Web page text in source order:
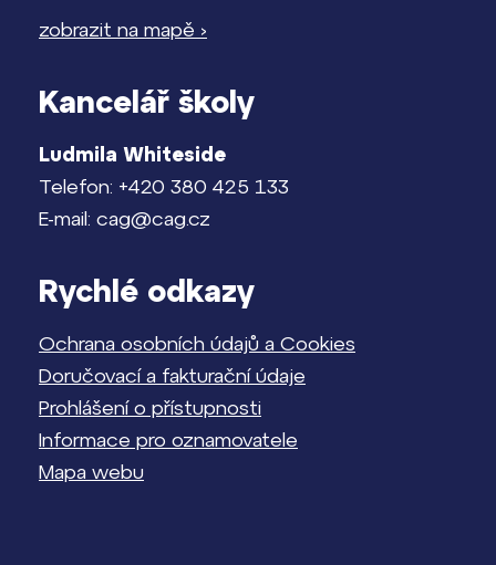
zobrazit na mapě ›
Kancelář školy
Ludmila Whiteside
Telefon: +420 380 425 133
E-mail: cag@cag.cz
Rychlé odkazy
Ochrana osobních údajů a Cookies
Doručovací a fakturační údaje
Prohlášení o přístupnosti
Informace pro oznamovatele
Mapa webu